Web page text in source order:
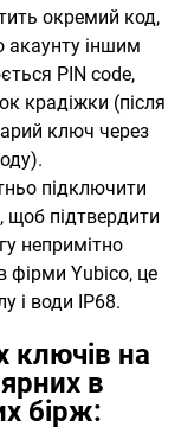
окремий код,
акаунту іншим
PIN code,
крадіжки (після
ключ через
підключити
щоб підтвердити
непримітно
фірми Yubico, це
і води IP68.
ключів на
в
бірж: